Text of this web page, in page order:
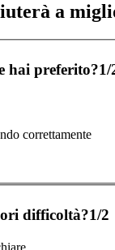
a
hai preferito?1/
correttamente
difficoltà?1/2